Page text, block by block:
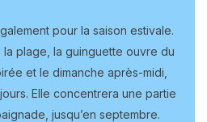
pour la saison estivale.
plage, la guinguette ouvre du
et le dimanche après-midi,
Elle concentrera une partie
jusqu’en septembre.